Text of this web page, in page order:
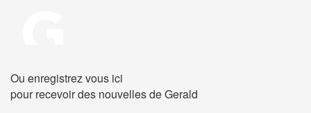
Ou enregistrez vous ici
pour recevoir des nouvelles de Gerald